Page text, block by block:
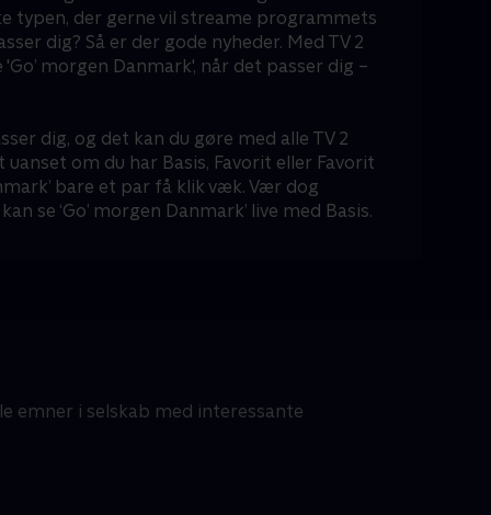
typen, der gerne vil streame programmets
dig? Så er der gode nyheder. Med TV 2
morgen Danmark', når det passer dig –
dig, og det kan du gøre med alle TV 2
uanset om du har Basis, Favorit eller Favorit
bare et par få klik væk. Vær dog
se ‘Go’ morgen Danmark’ live med Basis.
emner i selskab med interessante